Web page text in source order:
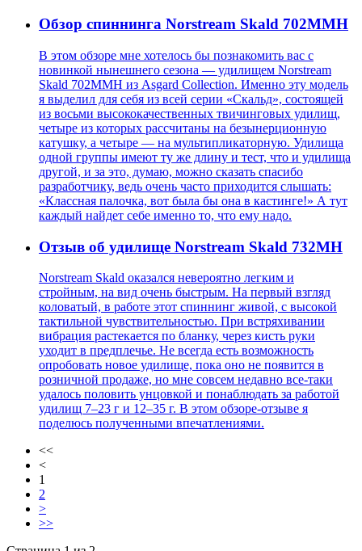
Обзор спиннинга Norstream Skald 702MMH
В этом обзоре мне хотелось бы познакомить вас с
новинкой нынешнего сезона — удилищем Norstream
Skald 702MMH из Asgard Collection. Именно эту модель
я выделил для себя из всей серии «Скальд», состоящей
из восьми высококачественных твичинговых удилищ,
четыре из которых рассчитаны на безынерционную
катушку, а четыре — на мультипликаторную. Удилища
одной группы имеют ту же длину и тест, что и удилища
другой, и за это, думаю, можно сказать спасибо
разработчику, ведь очень часто приходится слышать:
«Классная палочка, вот была бы она в кастинге!» А тут
каждый найдет себе именно то, что ему надо.
Отзыв об удилище Norstream Skald 732MH
Norstream Skald оказался невероятно легким и
стройным, на вид очень быстрым. На первый взгляд
коловатый, в работе этот спиннинг живой, с высокой
тактильной чувствительностью. При встряхивании
вибрация растекается по бланку, через кисть руки
уходит в предплечье. Не всегда есть возможность
опробовать новое удилище, пока оно не появится в
розничной продаже, но мне совсем недавно все-таки
удалось половить унцовкой и понаблюдать за работой
удилищ 7–23 г и 12–35 г. В этом обзоре-отзыве я
поделюсь полученными впечатлениями.
<<
<
1
2
>
>>